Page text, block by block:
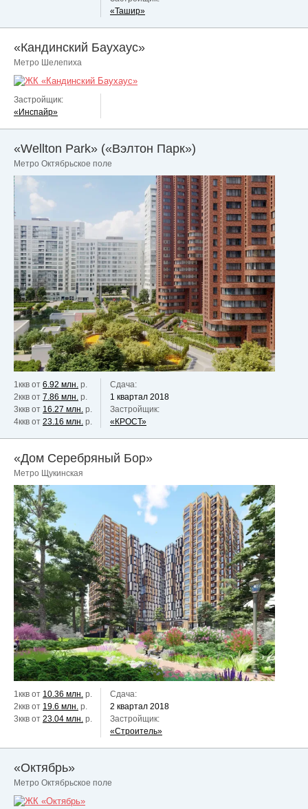
«Ташир»
«Кандинский Баухаус»
Метро Шелепиха
Застройщик:
«Инспайр»
«Wellton Park» («Вэлтон Парк»)
Метро Октябрьское поле
1ккв от 6.92 млн. р.
2ккв от 7.86 млн. р.
3ккв от 16.27 млн. р.
4ккв от 23.16 млн. р.
Сдача:
1 квартал 2018
Застройщик:
«КРОСТ»
«Дом Серебряный Бор»
Метро Щукинская
1ккв от 10.36 млн. р.
2ккв от 19.6 млн. р.
3ккв от 23.04 млн. р.
Сдача:
2 квартал 2018
Застройщик:
«Строитель»
«Октябрь»
Метро Октябрьское поле